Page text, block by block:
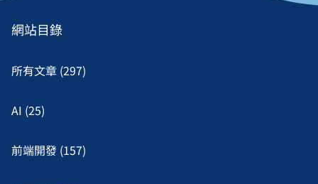
網站目錄
所有文章 (297)
AI (25)
前端開發 (157)